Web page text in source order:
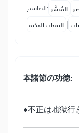
التفاسير: المُيسَّر
النفحات المكية |
本諸節の功徳:
●不正は地獄行